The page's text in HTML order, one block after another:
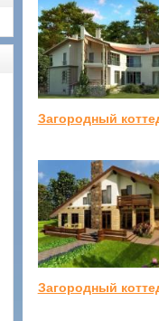
Загородный
Загородный